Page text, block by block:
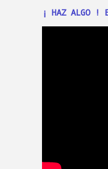
¡ HAZ ALGO !